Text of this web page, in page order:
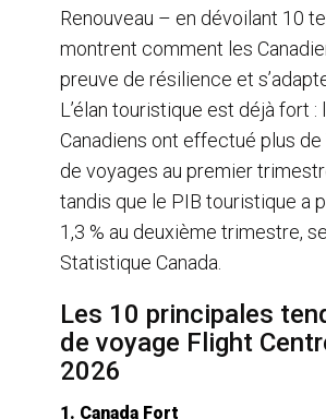
k
n
Renouveau – en dévoilant 10
montrent comment les
preuve de résilience et
L’élan touristique est déjà fort :
Canadiens ont effectué plus
de voyages au premier
tandis que le PIB touristique a
1,3 % au deuxième trimestre,
Statistique Canada.
Les 10 principales
de voyage Flight
2026
1. Canada Fort